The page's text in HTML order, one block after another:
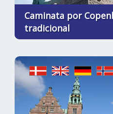
Caminata por
tradicional